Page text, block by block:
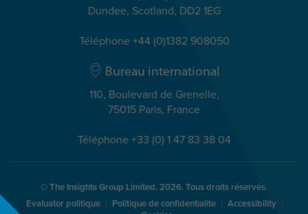
Dundee, Scotland, DD2 1EG
Téléphone +44 (0)1382 908050
Bureau international
110, Boulevard de Grenelle,
75015 Paris, France
Téléphone +33 (0) 1 47 83 38 04
© The Insights Group Limited, 2026. Tous droits réservés.
Evaluator politique
Politique de confidentialite
Accessibility